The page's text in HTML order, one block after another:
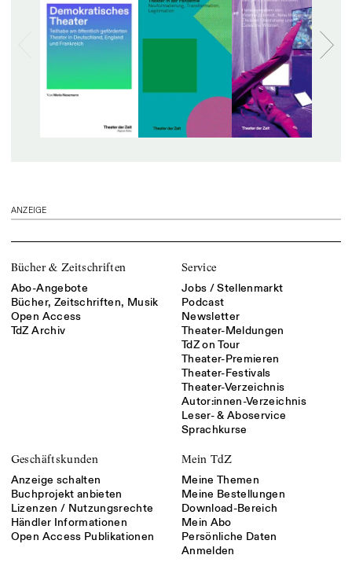
ANZEIGE
Bücher & Zeitschriften
Abo-Angebote
Bücher, Zeitschriften, Musik
Open Access
TdZ Archiv
Service
Jobs / Stellenmarkt
Podcast
Newsletter
Theater-Meldungen
TdZ on Tour
Theater-Premieren
Theater-Festivals
Theater-Verzeichnis
Autor:innen-Verzeichnis
Leser- & Aboservice
Sprachkurse
Geschäftskunden
Anzeige schalten
Buchprojekt anbieten
Lizenzen / Nutzungsrechte
Händler Informationen
Open Access Publikationen
Mein TdZ
Meine Themen
Meine Bestellungen
Download-Bereich
Mein Abo
Persönliche Daten
Anmelden